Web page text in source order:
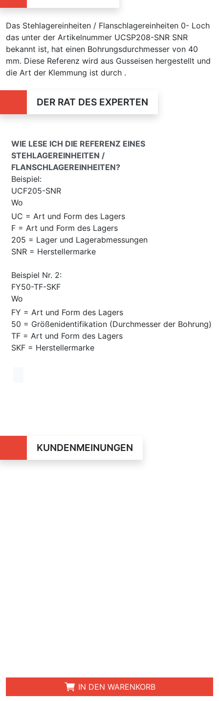
Das Stehlagereinheiten / Flanschlagereinheiten 0- Loch
das unter der Artikelnummer UCSP208-SNR SNR
bekannt ist, hat einen Bohrungsdurchmesser von 40
mm. Diese Referenz wird aus Gusseisen hergestellt und
die Art der Klemmung ist durch .
DER RAT DES EXPERTEN
WIE LESE ICH DIE REFERENZ EINES
STEHLAGEREINHEITEN /
FLANSCHLAGEREINHEITEN?
Beispiel:
UCF205-SNR
Wo
UC = Art und Form des Lagers
F = Art und Form des Lagers
205 = Lager und Lagerabmessungen
SNR = Herstellermarke
Beispiel Nr. 2:
FY50-TF-SKF
Wo
FY = Art und Form des Lagers
50 = Größenidentifikation (Durchmesser der Bohrung)
TF = Art und Form des Lagers
SKF = Herstellermarke
KUNDENMEINUNGEN
IN DEN WARENKORB